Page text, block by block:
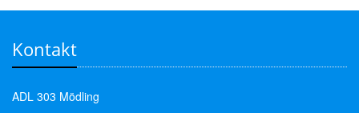
Kontakt
ADL 303 Mödling